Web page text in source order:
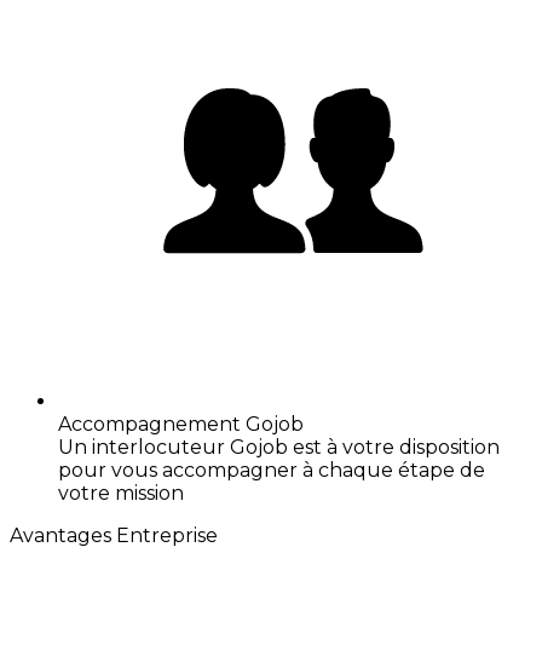
Accompagnement Gojob
Un interlocuteur Gojob est à votre disposition
pour vous accompagner à chaque étape de
votre mission
Avantages Entreprise